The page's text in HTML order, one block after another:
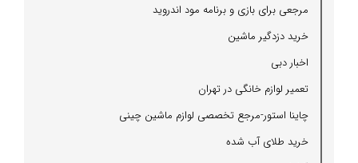
مرجعی برای بازی و برنامه مود اندروید
خرید دزدگیر ماشین
اخبار دبی
تعمیر لوازم خانگی در تهران
چاینا استور-مرجع تخصصی لوازم ماشین چینی
خرید طلای آب شده